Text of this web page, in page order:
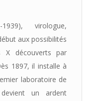
virologue,
aux possibilités
X découverts par
1897, il installe à
laboratoire de
un ardent